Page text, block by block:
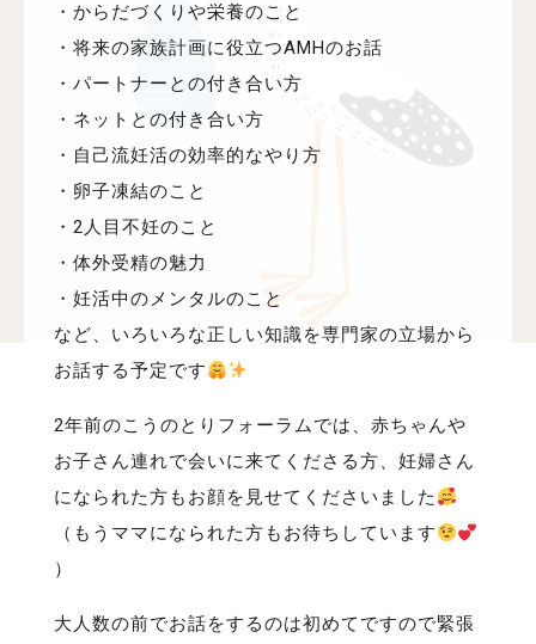
・からだづくりや栄養のこと
・将来の家族計画に役立つAMHのお話
・パートナーとの付き合い方
・ネットとの付き合い方
・自己流妊活の効率的なやり方
・卵子凍結のこと
・2人目不妊のこと
・体外受精の魅力
・妊活中のメンタルのこと
など、いろいろな正しい知識を専門家の立場から
お話する予定です
2年前のこうのとりフォーラムでは、赤ちゃんや
お子さん連れで会いに来てくださる方、妊婦さん
になられた方もお顔を見せてくださいました
（もうママになられた方もお待ちしています
）
大人数の前でお話をするのは初めてですので緊張